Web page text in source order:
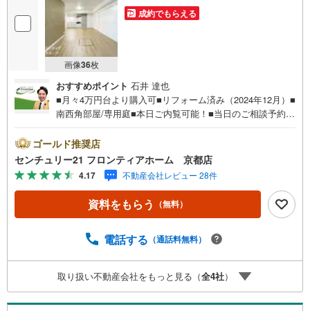
画像36枚
成約でもらえる
おすすめポイント 石井 達也
■月々4万円台より購入可■リフォーム済み（2024年12月）■
南西角部屋/専用庭■本日ご内覧可能！■当日のご相談予約は
通し良好 リフォーム内容・システムキッチン・ユニットバ
ス・シャンプードレッサー・クロス、畳、フロアタイル・
トイレ、ウォシュレット・モニター付きインターホン・一
部建具・ハウスクリーニング 立地・京都市立大薮小学校ま
で徒歩約22分（約2090m）・京都市立久世中学校まで徒歩
約27分（約2130m） 弊社について・センチュリー21グルー
91店舗中）・リフォームなどのご相談承ります！（カーポ
営業中！お客様のご都合に合わせてご案内 →現地/物件見学
（約30分～）→ご希望条件のご相談（約30分～）→資金計
画やローンのご相談（約30分～）→ご売却相談（約30分
～）
ゴールド推奨店
センチュリー21 フロンティアホーム 京都店
4.17 不動産会社レビュー 28件
資料をもらう （無料）
電話する （通話料無料）
取り扱い不動産会社をもっと見る（全4社）